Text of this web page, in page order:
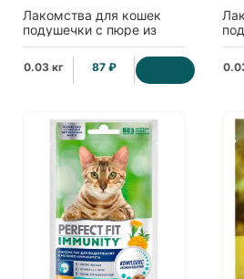
Лакомства для кошек
подушечки с пюре из
курицы
0.03 кг 87 ₽